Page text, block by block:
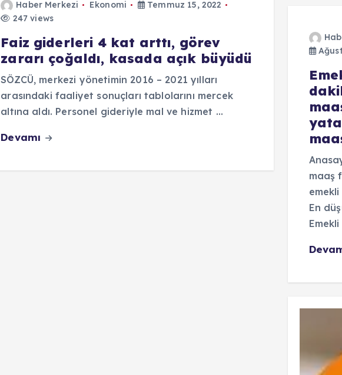
Haber Merkezi Ekonomi
Temmuz 15, 2022
247 views
Faiz giderleri 4 kat arttı, görev
zararı çoğaldı, kasada açık büyüdü
SÖZCÜ, merkezi yönetimin 2016 – 2021 yılları
arasındaki faaliyet sonuçları tablolarını mercek
altına aldı. Personel gideriyle mal ve hizmet …
Devamı
maaş
En